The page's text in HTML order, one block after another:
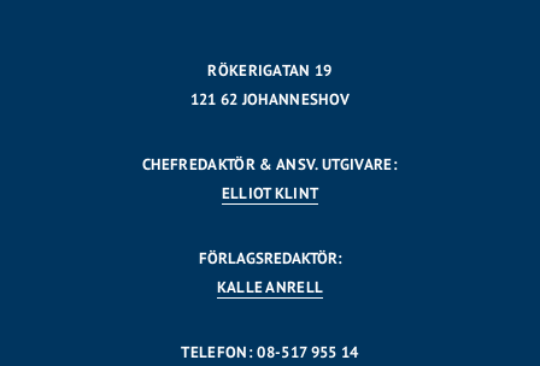
RÖKERIGATAN 19
121 62 JOHANNESHOV
CHEFREDAKTÖR & ANSV. UTGIVARE:
ELLIOT KLINT
FÖRLAGSREDAKTÖR:
KALLE ANRELL
TELEFON: 08-517 955 14